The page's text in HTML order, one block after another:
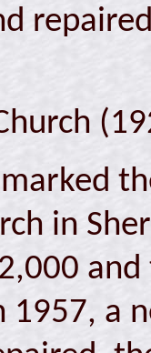
in
1957, a